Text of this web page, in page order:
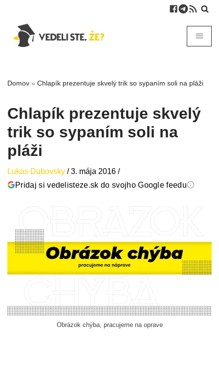
Domov » Chlapík prezentuje skvelý trik so sypaním soli na pláži
Chlapík prezentuje skvelý
trik so sypaním soli na
pláži
Lukas Dubovsky /3. mája 2016 /
Pridaj si vedelisteze.sk do svojho Google feedu
Obrázok chýba, pracujeme na oprave